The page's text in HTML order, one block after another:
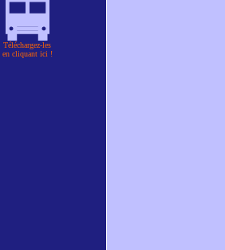
Téléchargez-les
en cliquant ici !